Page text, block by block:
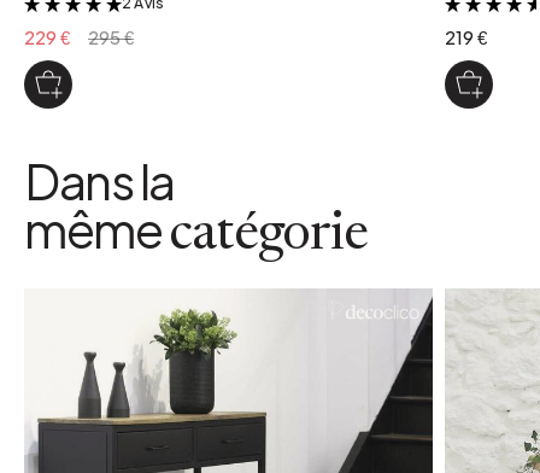
&
229 € 295 € 219 €
Dans la
mêmecatégorie